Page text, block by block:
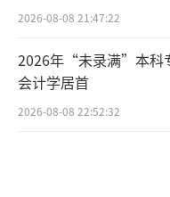
2026-08-08 21:47:22
2026年“未录满”本科
会计学居首
2026-08-08 22:52:32